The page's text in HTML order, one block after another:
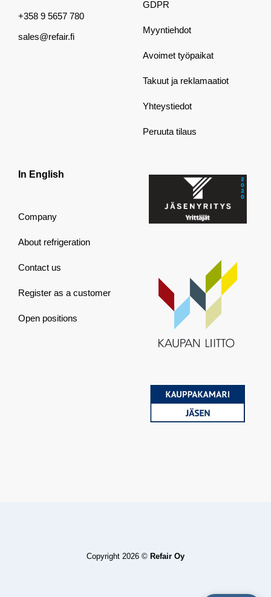
+358 9 5657 780
sales@refair.fi
GDPR
Myyntiehdot
Avoimet työpaikat
Takuut ja reklamaatiot
Yhteystiedot
Peruuta tilaus
In English
Company
About refrigeration
Contact us
Register as a customer
Open positions
Copyright 2026 © Refair Oy